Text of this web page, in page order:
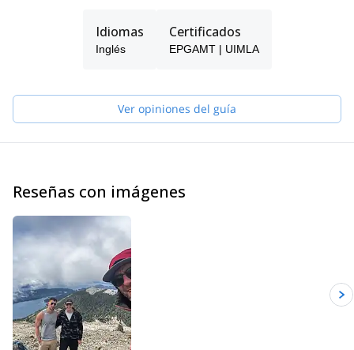
recognition space the nature offers us. OUR space. I'm convinced
that our greatest happiness lays inside us, really close, waiting for
a instant of peace to be discovered.
Idiomas
Inglés
Certificados
EPGAMT | UIMLA
Ver opiniones del guía
Reseñas con imágenes